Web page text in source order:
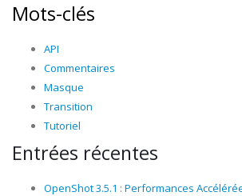
Mots-clés
API
Commentaires
Masque
Transition
Tutoriel
Entrées récentes
OpenShot 3.5.1 : Performances